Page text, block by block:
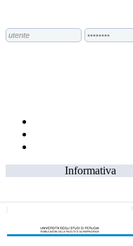
Informativa